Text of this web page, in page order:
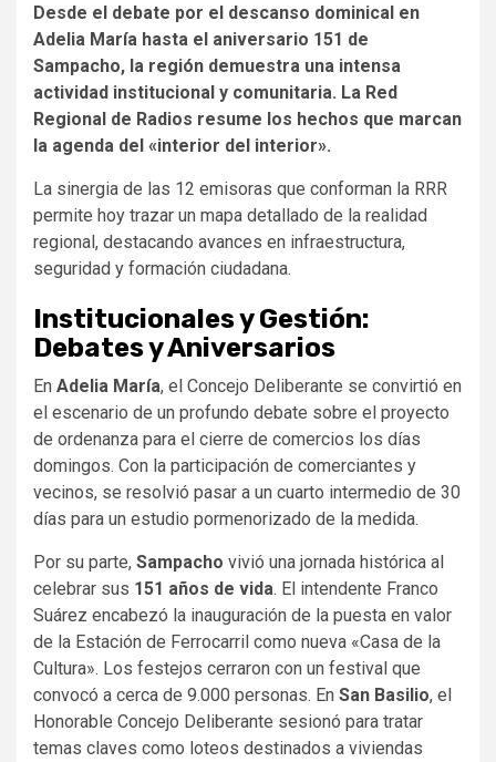
Desde el debate por el descanso dominical en
Adelia María hasta el aniversario 151 de
Sampacho, la región demuestra una intensa
actividad institucional y comunitaria. La Red
Regional de Radios resume los hechos que marcan
la agenda del «interior del interior».
La sinergia de las 12 emisoras que conforman la RRR
permite hoy trazar un mapa detallado de la realidad
regional, destacando avances en infraestructura,
seguridad y formación ciudadana.
Institucionales y Gestión:
Debates y Aniversarios
En Adelia María, el Concejo Deliberante se convirtió en
el escenario de un profundo debate sobre el proyecto
de ordenanza para el cierre de comercios los días
domingos. Con la participación de comerciantes y
vecinos, se resolvió pasar a un cuarto intermedio de 30
días para un estudio pormenorizado de la medida.
Por su parte, Sampacho vivió una jornada histórica al
celebrar sus 151 años de vida. El intendente Franco
Suárez encabezó la inauguración de la puesta en valor
de la Estación de Ferrocarril como nueva «Casa de la
Cultura». Los festejos cerraron con un festival que
convocó a cerca de 9.000 personas. En San Basilio, el
Honorable Concejo Deliberante sesionó para tratar
temas claves como loteos destinados a viviendas